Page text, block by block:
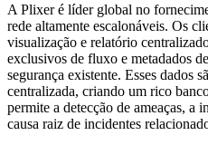
A Plixer é líder global no
rede altamente escalonáveis. Os
visualização e relatório
exclusivos de fluxo e metadados
segurança existente. Esses dados
centralizada, criando um rico
permite a detecção de ameaças, a
causa raiz de incidentes